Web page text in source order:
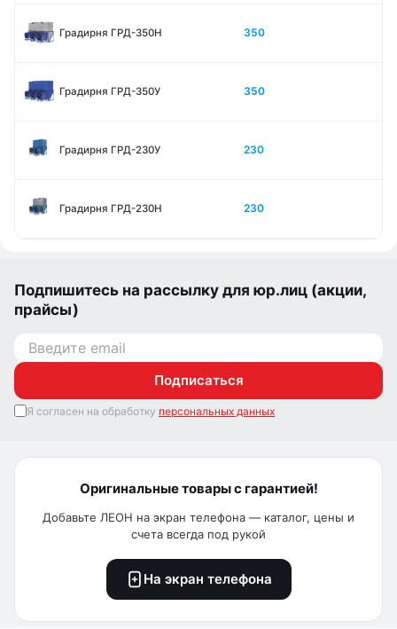
Градирня ГРД-350Н 350
Градирня ГРД-350У 350
Градирня ГРД-230У 230
Градирня ГРД-230Н 230
Подпишитесь на рассылку для юр.лиц (акции,
прайсы)
Подписаться
Я согласен на обработку персональных данных
Оригинальные товары с гарантией!
Добавьте ЛЕОН на экран телефона — каталог, цены и
счета всегда под рукой
На экран телефона